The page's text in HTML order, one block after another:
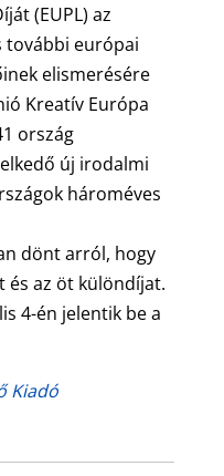
(EUPL) az
további európai
elismerésére
Kreatív Európa
ország
új irodalmi
hároméves
dönt arról, hogy
és az öt különdíjat.
4-én jelentik be a
Kiadó